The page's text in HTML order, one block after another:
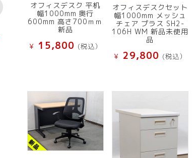
オフィスデスク 平机
幅1000mm 奥行
600mm 高さ700ｍｍ
新品
¥ 15,800 (税込）
オフィスデスクセット
幅1000mm メッシュ
チェア プラス SH2-
106H WM 新品未使用
品
¥ 29,800 (税込）